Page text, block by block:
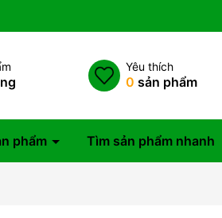
Yêu thích
0 sản phẩm
phẩm Tìm sản phẩm nhanh